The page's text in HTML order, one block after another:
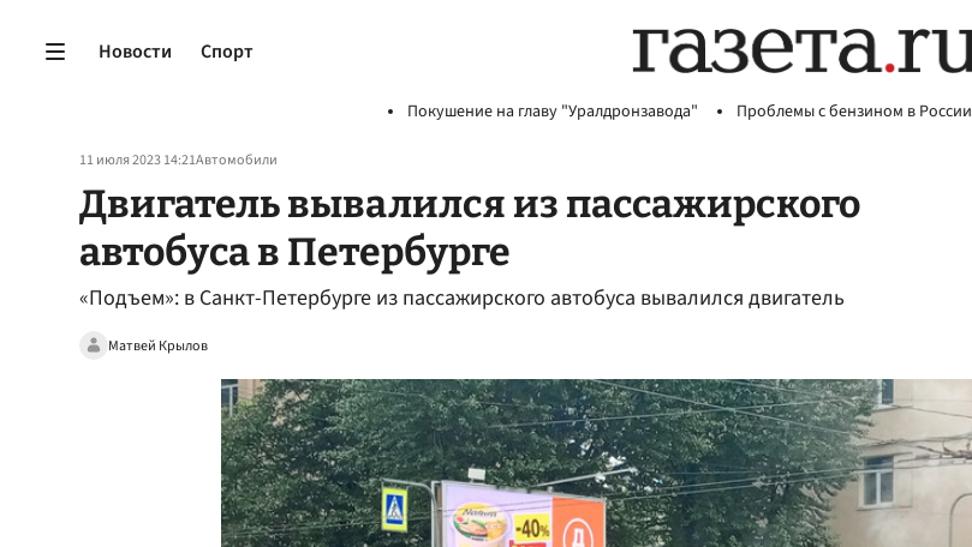
Новости Спорт
Покушение на главу "Уралдронзавода" Проблемы с бензином в России
11 июля 2023 14:21Автомобили
Двигатель вывалился из пассажирского
автобуса в Петербурге
«Подъем»: в Санкт-Петербурге из пассажирского автобуса вывалился двигатель
Матвей Крылов